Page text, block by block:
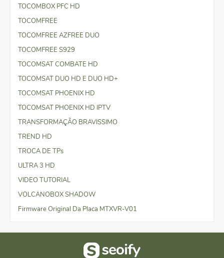
TOCOMBOX PFC HD
TOCOMFREE
TOCOMFREE AZFREE DUO
TOCOMFREE S929
TOCOMSAT COMBATE HD
TOCOMSAT DUO HD E DUO HD+
TOCOMSAT PHOENIX HD
TOCOMSAT PHOENIX HD IPTV
TRANSFORMAÇÃO BRAVISSIMO
TREND HD
TROCA DE TPs
ULTRA 3 HD
VIDEO TUTORIAL
VOLCANOBOX SHADOW
Firmware Original Da Placa MTXVR-V01